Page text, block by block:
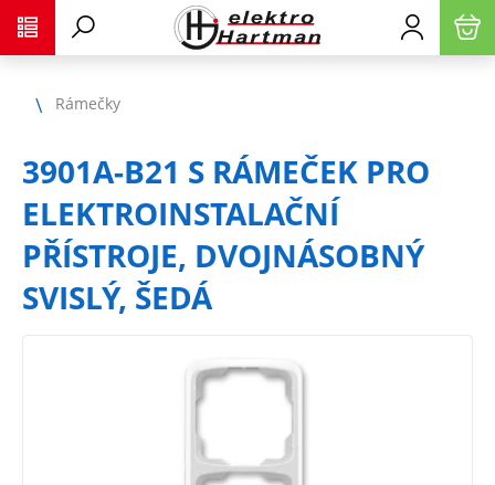
Rámečky
3901A-B21 S RÁMEČEK PRO
ELEKTROINSTALAČNÍ
PŘÍSTROJE, DVOJNÁSOBNÝ
SVISLÝ, ŠEDÁ